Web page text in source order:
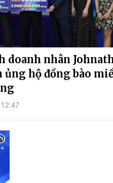
doanh nhân
ủng hộ đồng bào